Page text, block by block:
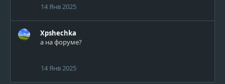
14 Янв 2025
Xpshechka
а на форуме?
14 Янв 2025